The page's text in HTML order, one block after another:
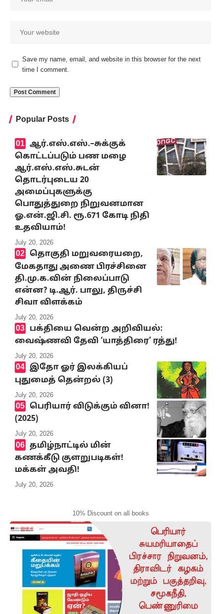
Save my name, email, and website in this browser for the next
time I comment.
Popular Posts
ஆர்.எஸ்.எஸ்.–சுக்குக்
கொட்டப்படும் பண மழை
ஆர்.எஸ்.எஸ்.சுடன்
தொடர்புடைய 20
அமைப்புகளுக்கு
பொதுத்துறை நிறுவனமான
ஓ.என்.ஜி.சி. ரூ.671 கோடி நிதி
உதவியாம்!
July 20, 2026
தொகுதி மறுவரையறை,
மேகதாது அணை பிரச்சினை
தி.மு.க.வின் நிலைப்பாடு
என்ன? டி.ஆர். பாலு, திருச்சி
சிவா விளக்கம்
July 20, 2026
பக்தியை வென்ற அறிவியல்:
வைஷ்ணவி தேவி ‘யாத்திரை’ ரத்து!
July 20, 2026
இதோ ஓர் இலக்கியப்
புதுமைத் தென்றல் (3)
July 20, 2026
பெரியார் விடுக்கும் வினா!
(2025)
July 20, 2026
தமிழ்நாட்டில் மின்
கணக்கீடு குளறுபடிகள்!
மக்கள் அவதி!
July 20, 2026
10% Discount on all books